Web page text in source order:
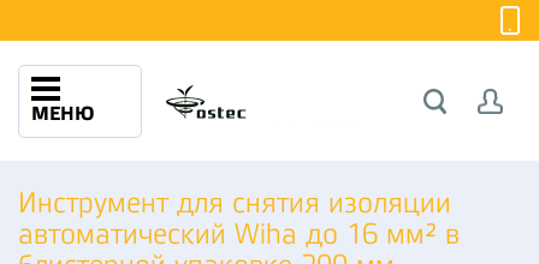
МЕНЮ
Инструмент для снятия изоляции
автоматический Wiha до 16 мм² в